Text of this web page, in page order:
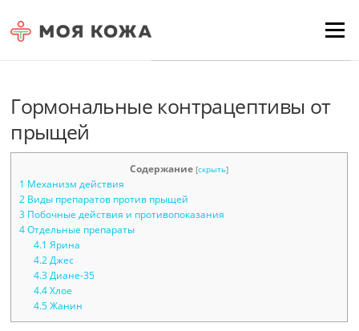
Menu
Гормональные контрацептивы от
прыщей
Содержание [скрыть]
1 Механизм действия
2 Виды препаратов против прыщей
3 Побочные действия и противопоказания
4 Отдельные препараты
4.1 Ярина
4.2Джес
4.3Диане-35
4.4Хлое
4.5Жанин
Для любых предложений по